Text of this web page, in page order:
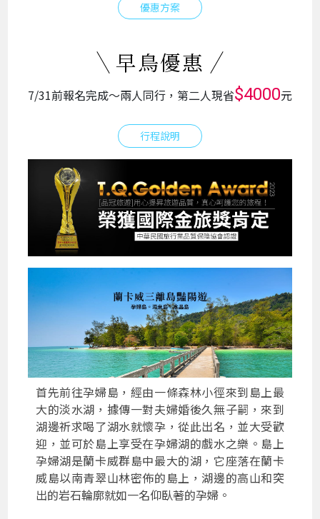
優惠方案
早鳥優惠
7/31前報名完成～兩人同行，第二人現省$4000元
行程說明
首先前往孕婦島，經由一條森林小徑來到島上最
大的淡水湖，據傳一對夫婦婚後久無子嗣，來到
湖邊祈求喝了湖水就懷孕，從此出名，並大受歡
迎，並可於島上享受在孕婦湖的戲水之樂。島上
孕婦湖是蘭卡威群島中最大的湖，它座落在蘭卡
威島以南青翠山林密佈的島上，湖邊的高山和突
出的岩石輪廓就如一名仰臥著的孕婦。